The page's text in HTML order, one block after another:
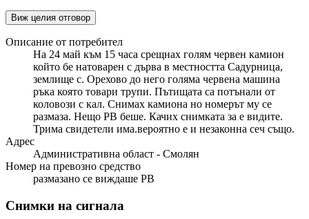
Виж целия отговор
Описание от потребител
На 24 май към 15 часа срещнах голям червен камион
който бе натоварен с дърва в местността Садурница,
землище с. Орехово до него голяма червена машина
ръка която товари трупи. Пътищата са потънали от
коловози с кал. Снимах камиона но номерът му се
размаза. Нещо РВ беше. Качих снимката за е видите.
Трима свидетели има.вероятно е и незаконна сеч също.
Адрес
Административна област - Смолян
Номер на превозно средство
размазано се виждаше РВ
Снимки на сигнала